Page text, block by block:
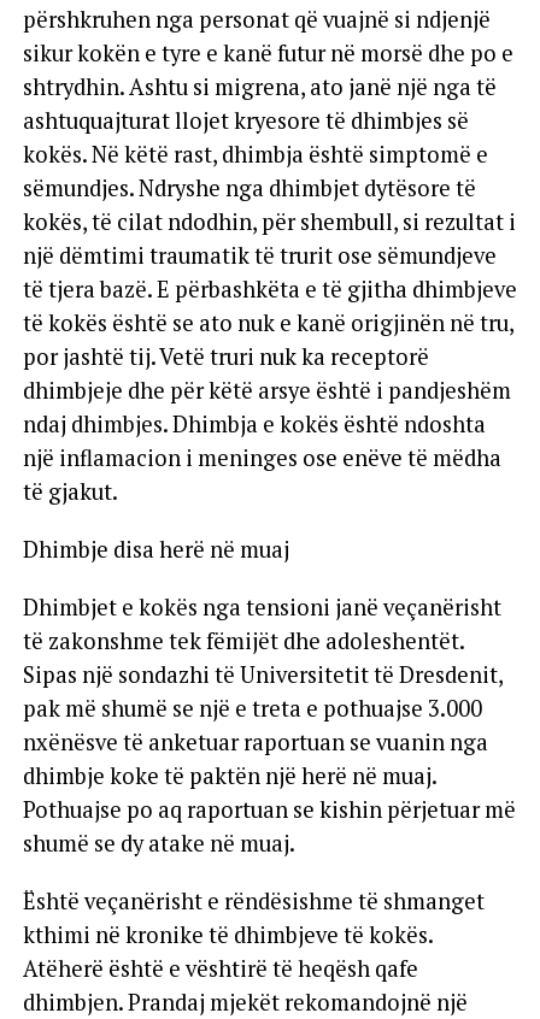
përshkruhen nga personat që vuajnë si ndjenjë
sikur kokën e tyre e kanë futur në morsë dhe po e
shtrydhin. Ashtu si migrena, ato janë një nga të
ashtuquajturat llojet kryesore të dhimbjes së
kokës. Në këtë rast, dhimbja është simptomë e
sëmundjes. Ndryshe nga dhimbjet dytësore të
kokës, të cilat ndodhin, për shembull, si rezultat i
një dëmtimi traumatik të trurit ose sëmundjeve
të tjera bazë. E përbashkëta e të gjitha dhimbjeve
të kokës është se ato nuk e kanë origjinën në tru,
por jashtë tij. Vetë truri nuk ka receptorë
dhimbjeje dhe për këtë arsye është i pandjeshëm
ndaj dhimbjes. Dhimbja e kokës është ndoshta
një inflamacion i meninges ose enëve të mëdha
të gjakut.
Dhimbje disa herë në muaj
Dhimbjet e kokës nga tensioni janë veçanërisht
të zakonshme tek fëmijët dhe adoleshentët.
Sipas një sondazhi të Universitetit të Dresdenit,
pak më shumë se një e treta e pothuajse 3.000
nxënësve të anketuar raportuan se vuanin nga
dhimbje koke të paktën një herë në muaj.
Pothuajse po aq raportuan se kishin përjetuar më
shumë se dy atake në muaj.
Është veçanërisht e rëndësishme të shmanget
kthimi në kronike të dhimbjeve të kokës.
Atëherë është e vështirë të heqësh qafe
dhimbjen. Prandaj mjekët rekomandojnë një